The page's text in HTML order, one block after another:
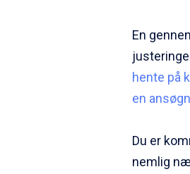
En
hente på
en
Du er
nemlig